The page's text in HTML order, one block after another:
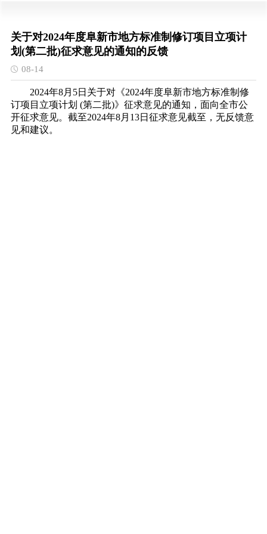
关于对2024年度阜新市地方标准制修订项目立项计
划(第二批)征求意见的通知的反馈
08-14
2024年8月5日关于对《2024年度阜新市地方标准制修
订项目立项计划 (第二批)》征求意见的通知，面向全市公
开征求意见。截至2024年8月13日征求意见截至，无反馈意
见和建议。